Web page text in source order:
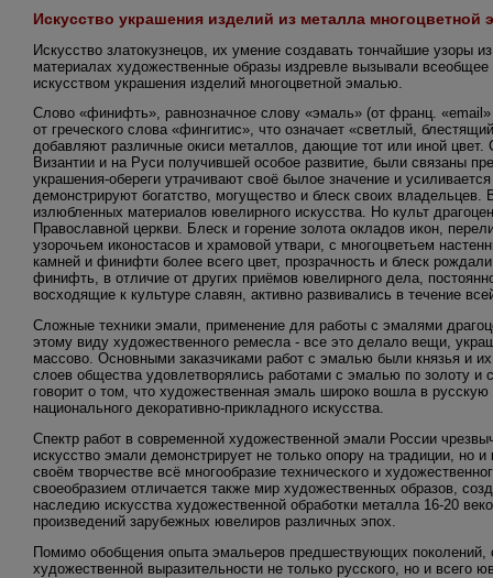
Искусство украшения изделий из металла многоцветной
Искусство златокузнецов, их умение создавать тончайшие
материалах художественные образы издревле вызывали
искусством украшения изделий многоцветной эмалью.
Слово «финифть», равнозначное слову «эмаль» (от франц.
от греческого слова «фингитис», что означает «светлый,
добавляют различные окиси металлов, дающие тот или иной
Византии и на Руси получившей особое развитие, были связаны
украшения-обереги утрачивают своё былое значение и
демонстрируют богатство, могущество и блеск своих
излюбленных материалов ювелирного искусства. Но культ
Православной церкви. Блеск и горение золота окладов икон,
узорочьем иконостасов и храмовой утвари, с многоцветьем
камней и финифти более всего цвет, прозрачность и блеск
финифть, в отличие от других приёмов ювелирного дела,
восходящие к культуре славян, активно развивались в течение
Сложные техники эмали, применение для работы с эмалями
этому виду художественного ремесла - все это делало вещи,
массово. Основными заказчиками работ с эмалью были князья и
слоев общества удовлетворялись работами с эмалью по золоту и
говорит о том, что художественная эмаль широко вошла в
национального декоративно-прикладного искусства.
Спектр работ в современной художественной эмали России
искусство эмали демонстрирует не только опору на традиции,
своём творчестве всё многообразие технического и
своеобразием отличается также мир художественных образов,
наследию искусства художественной обработки металла 16-20
произведений зарубежных ювелиров различных эпох.
Помимо обобщения опыта эмальеров предшествующих поколений,
художественной выразительности не только русского, но и всего